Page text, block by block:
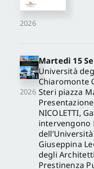
2026
2026
Martedì 15
Università
Chiaromonte
Steri piazza
NICOLETTI,
intervengono
Giuseppina
degli
Prestinenza